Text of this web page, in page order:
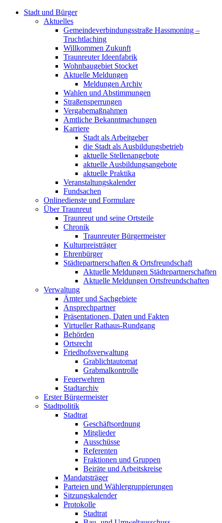
Stadt und Bürger
Aktuelles
Gemeindeverbindungsstraße Hassmoning –
Truchtlaching
Willkommen Zukunft
Traunreuter Ideenfabrik
Wohnbaugebiet Stocket
Aktuelle Meldungen
Meldungen Archiv
Wahlen und Abstimmungen
Straßensperrungen
Vergabemaßnahmen
Amtliche Bekanntmachungen
Karriere
Stadt als Arbeitgeber
die Stadt als Ausbildungsbetrieb
aktuelle Stellenangebote
aktuelle Ausbildungsangebote
aktuelle Praktika
Veranstaltungskalender
Fundsachen
Onlinedienste und Formulare
Über Traunreut
Traunreut und seine Ortsteile
Chronik
Traunreuter Bürgermeister
Kulturpreisträger
Ehrenbürger
Städtepartnerschaften & Ortsfreundschaft
Aktuelle Meldungen Städtepartnerschaften
Aktuelle Meldungen Ortsfreundschaften
Verwaltung
Ämter und Sachgebiete
Ansprechpartner
Präsentationen, Daten und Fakten
Virtueller Rathaus-Rundgang
Behörden
Ortsrecht
Friedhofsverwaltung
Grablichtautomat
Grabmalkontrolle
Feuerwehren
Stadtarchiv
Erster Bürgermeister
Stadtpolitik
Stadtrat
Geschäftsordnung
Mitglieder
Ausschüsse
Referenten
Fraktionen und Gruppen
Beiräte und Arbeitskreise
Mandatsträger
Parteien und Wählergruppierungen
Sitzungskalender
Protokolle
Stadtrat